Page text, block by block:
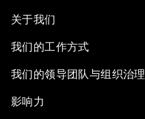
关于我们
我们的工作方式
我们的领导团队与组织治理
影响力